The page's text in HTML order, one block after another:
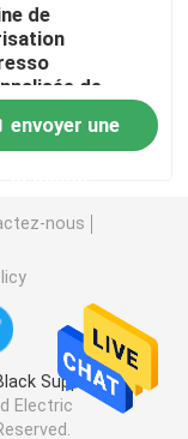
de
de
de bavures
15 kg
envoyer une
nous
Supplier.
Electric